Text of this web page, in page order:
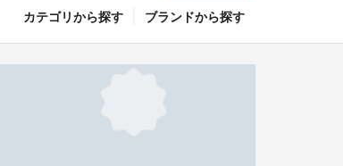
カテゴリから探す ブランドから探す